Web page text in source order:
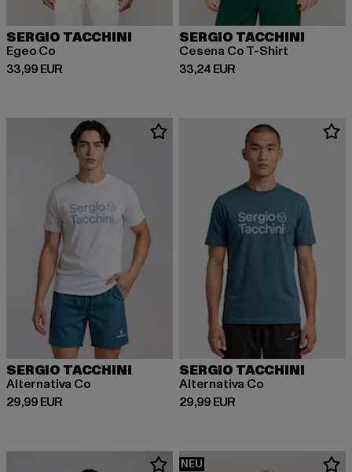
SERGIO TACCHINI
Egeo Co
33,99 EUR
Derzeitiger Preis: 33,99 EUR
SERGIO TACCHINI
Cesena Co T-Shirt
33,24 EUR
Derzeitiger Preis: 33,24 EUR
SERGIO TACCHINI
Alternativa Co
29,99 EUR
Derzeitiger Preis: 29,99 EUR
SERGIO TACCHINI
Alternativa Co
29,99 EUR
Derzeitiger Preis: 29,99 EUR
NEU